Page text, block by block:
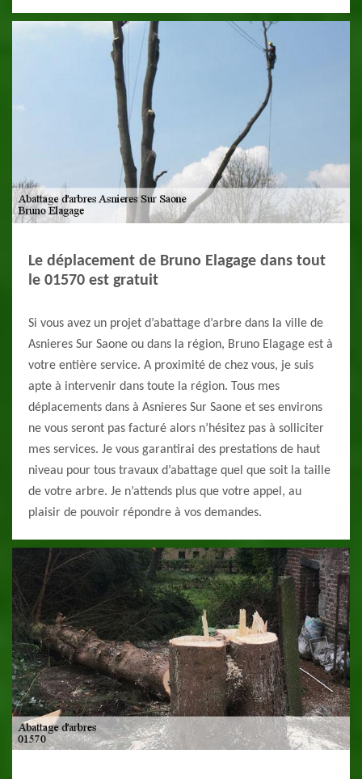
Le déplacement de Bruno Elagage dans tout
le 01570 est gratuit
Si vous avez un projet d’abattage d’arbre dans la ville de
Asnieres Sur Saone ou dans la région, Bruno Elagage est à
votre entière service. A proximité de chez vous, je suis
apte à intervenir dans toute la région. Tous mes
déplacements dans à Asnieres Sur Saone et ses environs
ne vous seront pas facturé alors n’hésitez pas à solliciter
mes services. Je vous garantirai des prestations de haut
niveau pour tous travaux d’abattage quel que soit la taille
de votre arbre. Je n’attends plus que votre appel, au
plaisir de pouvoir répondre à vos demandes.